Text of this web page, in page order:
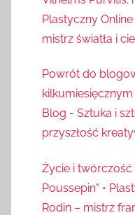
Plastyczny
mistrz światła i
Powrót do
Blog - Sztuka i
przyszłość
Życie i twórczość
Poussepin" •
Rodin – mistrz